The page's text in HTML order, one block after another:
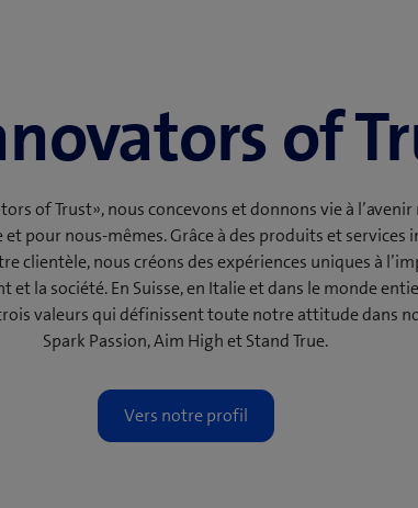
of
of Trust», nous concevons et donnons vie à
pour nous-mêmes. Grâce à des produits et services
clientèle, nous créons des expériences uniques à
et la société. En Suisse, en Italie et dans le monde
valeurs qui définissent toute notre attitude dans
Spark Passion, Aim High et Stand True.